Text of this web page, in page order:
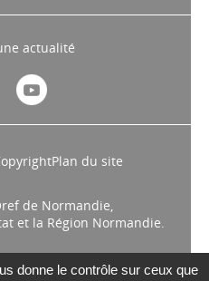
actualité
Plan du site
de Normandie,
et la Région Normandie.
donne le contrôle sur ceux que